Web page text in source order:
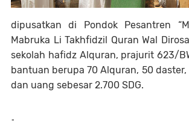
dipusatkan di Pondok Pesantren
Mabruka Li Takhfidzil Quran Wal
sekolah hafidz Alquran, prajurit 623/
bantuan berupa 70 Alquran, 50
dan uang sebesar 2.700 SDG.
-